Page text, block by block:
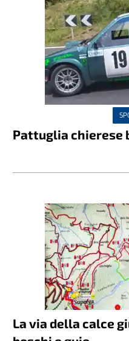
Pattuglia chierese
La via della calce